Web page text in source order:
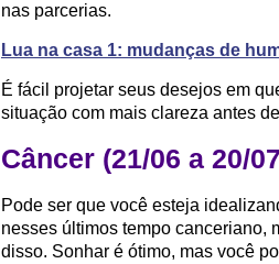
nas parcerias.
Lua na casa 1: mudanças de
É fácil projetar seus desejos em
situação com mais clareza antes
Câncer (21/06 a 20/
Pode ser que você esteja
nesses últimos tempo canceriano,
disso. Sonhar é ótimo, mas você